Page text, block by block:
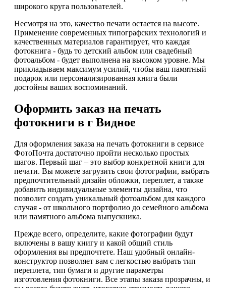
широкого круга пользователей.
Несмотря на это, качество печати остается на высоте.
Применение современных типографских технологий и
качественных материалов гарантирует, что каждая
фотокнига - будь то детский альбом или свадебный
фотоальбом - будет выполнена на высоком уровне. Мы
прикладываем максимум усилий, чтобы ваш памятный
подарок или персонализированная книга были
достойны ваших воспоминаний.
Оформить заказ на печать
фотокниги в г Видное
Для оформления заказа на печать фотокниги в сервисе
ФотоПочта достаточно пройти несколько простых
шагов. Первый шаг – это выбор конкретной книги для
печати. Вы можете загрузить свои фотографии, выбрать
предпочтительный дизайн обложки, переплет, а также
добавить индивидуальные элементы дизайна, что
позволит создать уникальный фотоальбом для каждого
случая - от школьного портфолио до семейного альбома
или памятного альбома выпускника.
Прежде всего, определите, какие фотографии будут
включены в вашу книгу и какой общий стиль
оформления вы предпочтете. Наш удобный онлайн-
конструктор позволяет вам с легкостью выбрать тип
переплета, тип бумаги и другие параметры
изготовления фотокниги. Все этапы заказа прозрачны, и